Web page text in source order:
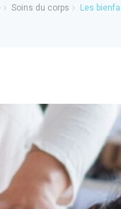
Soins du corps Les